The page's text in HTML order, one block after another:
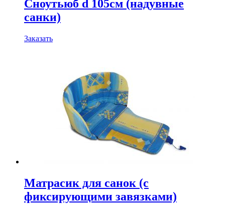
Сноутьюб d 105см (надувные
санки)
Заказать
Матрасик для санок (с
фиксирующими завязками)